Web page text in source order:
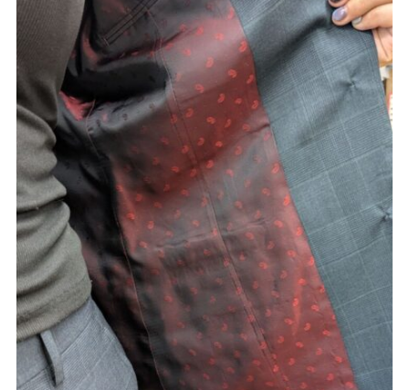
の
公
式
Youtube
の
公
式
Facebook
の
公
式
Twitter
の
公
式
Instagram
の
公
式
LINE